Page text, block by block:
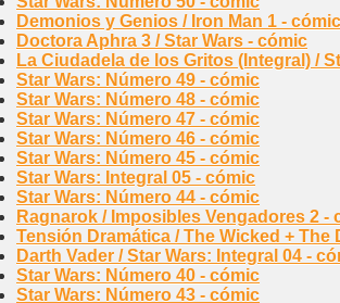
Demonios y Genios / Iron Man 1 - cómic
Doctora Aphra 3 / Star Wars - cómic
La Ciudadela de los Gritos (Integral) /
Star Wars: Número 49 - cómic
Star Wars: Número 48 - cómic
Star Wars: Número 47 - cómic
Star Wars: Número 46 - cómic
Star Wars: Número 45 - cómic
Star Wars: Integral 05 - cómic
Star Wars: Número 44 - cómic
Ragnarok / Imposibles Vengadores 2 -
Tensión Dramática / The Wicked + The
Darth Vader / Star Wars: Integral 04 -
Star Wars: Número 40 - cómic
Star Wars: Número 43 - cómic